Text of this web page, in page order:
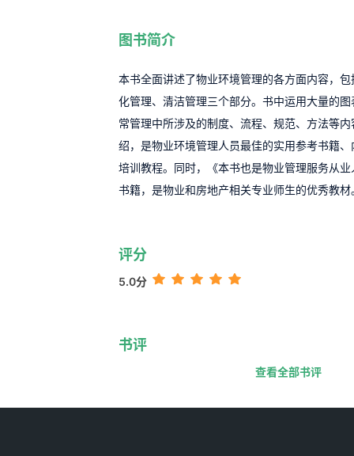
图书简介
本书全面讲述了物业环境管理的各方面内容，
化管理、清洁管理三个部分。书中运用大量的
常管理中所涉及的制度、流程、规范、方法等
绍，是物业环境管理人员最佳的实用参考书籍
培训教程。同时，《本书也是物业管理服务从
书籍，是物业和房地产相关专业师生的优秀教材
评分
5.0分
书评
查看全部书评